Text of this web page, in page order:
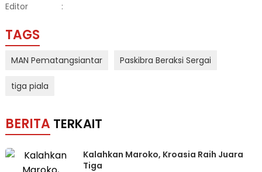
Editor :
TAGS
MAN Pematangsiantar Paskibra Beraksi Sergai
tiga piala
BERITA TERKAIT
Kalahkan Maroko, Kroasia Raih Juara
Tiga